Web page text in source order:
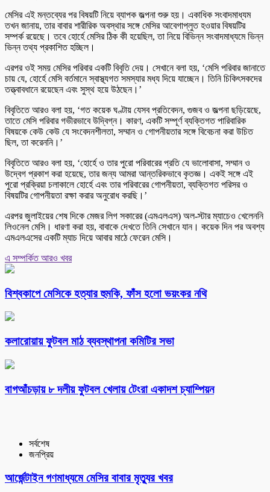
মেসির এই মন্তব্যের পর বিষয়টি নিয়ে ব্যাপক জল্পনা শুরু হয়। একাধিক সংবাদমাধ্যম
তখন জানায়, তার বাবার শারীরিক অবস্থার সঙ্গে মেসির আবেগাপ্লুত হওয়ার বিষয়টির
সম্পর্ক রয়েছে। তবে হোর্হে মেসির ঠিক কী হয়েছিল, তা নিয়ে বিভিন্ন সংবাদমাধ্যমে ভিন্ন
ভিন্ন তথ্য প্রকাশিত হচ্ছিল।
এরপর ওই সময় মেসির পরিবার একটি বিবৃতি দেয়। সেখানে বলা হয়, ‘মেসি পরিবার জানাতে
চায় যে, হোর্হে মেসি বর্তমানে স্বাস্থ্যগত সমস্যার মধ্য দিয়ে যাচ্ছেন। তিনি চিকিৎসকদের
তত্ত্বাবধানে রয়েছেন এবং সুস্থ হয়ে উঠছেন।’
বিবৃতিতে আরও বলা হয়, ‘গত কয়েক ঘণ্টায় যেসব প্রতিবেদন, গুজব ও জল্পনা ছড়িয়েছে,
তাতে মেসি পরিবার গভীরভাবে উদ্বিগ্ন। কারণ, একটি সম্পূর্ণ ব্যক্তিগত পারিবারিক
বিষয়কে কেউ কেউ যে সংবেদনশীলতা, সম্মান ও গোপনীয়তার সঙ্গে বিবেচনা করা উচিত
ছিল, তা করেননি।’
বিবৃতিতে আরও বলা হয়, ‘হোর্হে ও তার পুরো পরিবারের প্রতি যে ভালোবাসা, সম্মান ও
উদ্বেগ প্রকাশ করা হয়েছে, তার জন্য আমরা আন্তরিকভাবে কৃতজ্ঞ। একই সঙ্গে এই
পুরো প্রক্রিয়া চলাকালে হোর্হে এবং তার পরিবারের গোপনীয়তা, ব্যক্তিগত পরিসর ও
বিষয়টির গোপনীয়তা রক্ষা করার অনুরোধ করছি।’
এরপর জুলাইয়ের শেষ দিকে মেজর লিগ সকারের (এমএলএস) অল-স্টার ম্যাচেও খেলেননি
লিওনেল মেসি। ধারণা করা হয়, বাবাকে দেখতে তিনি সেখানে যান। কয়েক দিন পর অবশ্য
এমএলএসের একটি ম্যাচ দিয়ে আবার মাঠে ফেরেন মেসি।
এ সম্পর্কিত আরও খবর
বিশ্বকাপে মেসিকে হত্যার হুমকি, ফাঁস হলো ভয়ংকর নথি
কলারোয়ায় ফুটবল মাঠ ব্যবস্থাপনা কমিটির সভা
বাগআঁচড়ায় ৮ দলীয় ফুটবল খেলায় টেংরা একাদশ চ্যাম্পিয়ন
সর্বশেষ
জনপ্রিয়
আর্জেন্টাইন গণমাধ্যমে মেসির বাবার মৃত্যুর খবর